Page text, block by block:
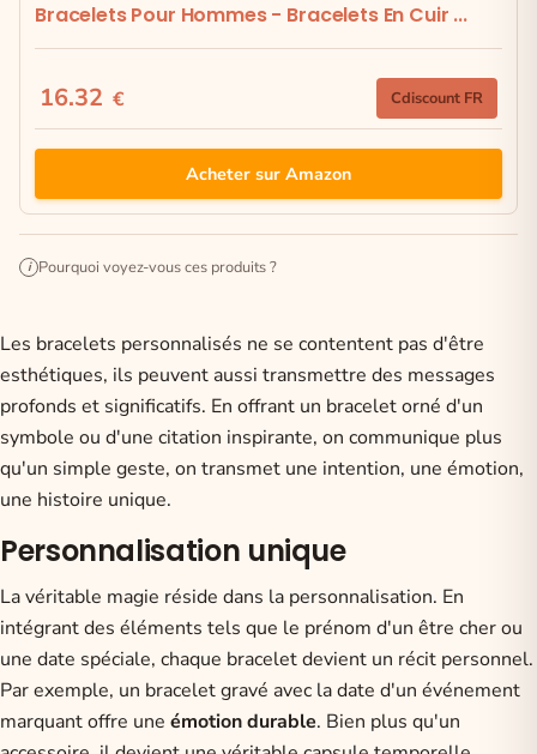
Bracelets Pour Hommes - Bracelets En Cuir ...
16.32 € Cdiscount FR
Acheter sur Amazon
i Pourquoi voyez-vous ces produits ?
Les bracelets personnalisés ne se contentent pas d'être
esthétiques, ils peuvent aussi transmettre des messages
profonds et significatifs. En offrant un bracelet orné d'un
symbole ou d'une citation inspirante, on communique plus
qu'un simple geste, on transmet une intention, une émotion,
une histoire unique.
Personnalisation unique
La véritable magie réside dans la personnalisation. En
intégrant des éléments tels que le prénom d'un être cher ou
une date spéciale, chaque bracelet devient un récit personnel.
Par exemple, un bracelet gravé avec la date d'un événement
marquant offre une émotion durable. Bien plus qu'un